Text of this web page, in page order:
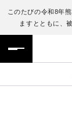
このたびの令和8年
ますとともに、
フロアガイ
施設案内・
ENGLISH
繁体字